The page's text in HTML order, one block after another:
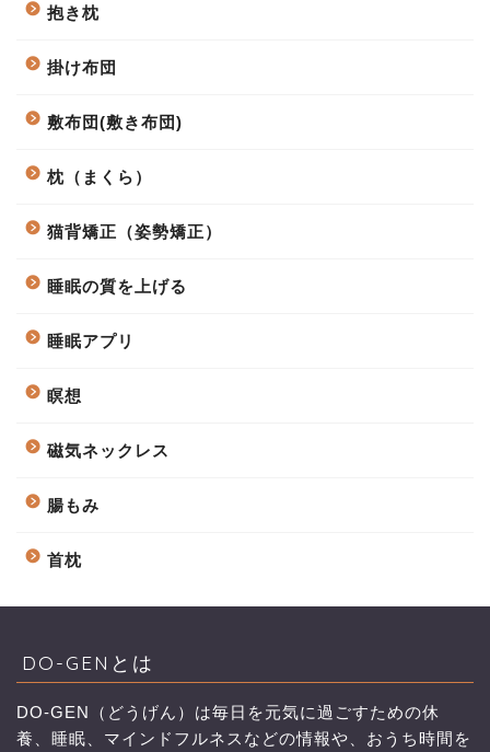
抱き枕
掛け布団
敷布団(敷き布団)
枕（まくら）
猫背矯正（姿勢矯正）
睡眠の質を上げる
睡眠アプリ
瞑想
磁気ネックレス
腸もみ
首枕
DO-GENとは
DO-GEN（どうげん）は毎日を元気に過ごすための休
養、睡眠、マインドフルネスなどの情報や、おうち時間を